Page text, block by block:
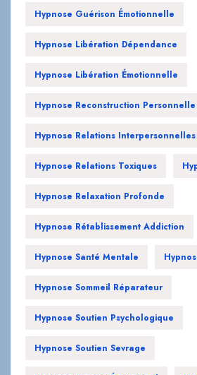
Hypnose Guérison Émotionnelle
Hypnose Libération Dépendance
Hypnose Libération Émotionnelle
Hypnose Reconstruction Personnelle
Hypnose Relations Interpersonnelles
Hypnose Relations Toxiques
Hypnose Relaxation Profonde
Hypnose Rétablissement Addiction
Hypnose Santé Mentale
Hypnose Sommeil Réparateur
Hypnose Soutien Psychologique
Hypnose Soutien Sevrage